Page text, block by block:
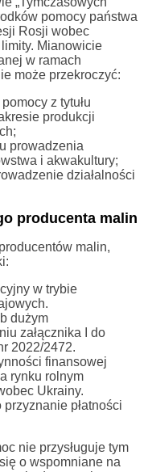
pomocy państwa
Rosji wobec
Mianowicie
w ramach
może przekroczyć:
z tytułu
produkcji
prowadzenia
i akwakultury;
działalności
producenta malin
malin,
w trybie
dużym
załącznika I do
2022/2472.
finansowej
rynku rolnym
Ukrainy.
płatności
nie przysługuje tym
o wspomniane na